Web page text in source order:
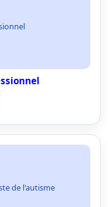
de l'autisme